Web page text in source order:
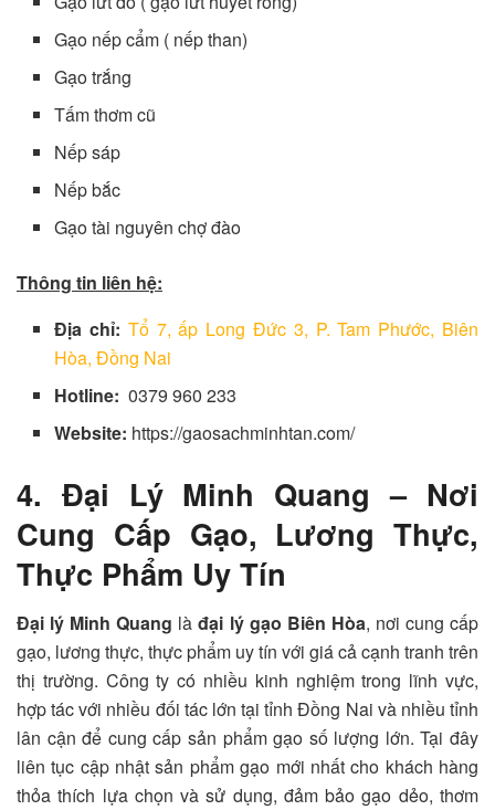
Gạo nếp cẩm ( nếp than)
Gạo trắng
Tấm thơm cũ
Nếp sáp
Nếp bắc
Gạo tài nguyên chợ đào
Thông tin liên hệ:
Địa chỉ: Tổ 7, ấp Long Đức 3, P. Tam Phước, Biên
Hòa, Đồng Nai
Hotline: 0379 960 233
Website: https://gaosachminhtan.com/
4. Đại Lý Minh Quang – Nơi
Cung Cấp Gạo, Lương Thực,
Thực Phẩm Uy Tín
Đại lý Minh Quang làđại lý gạo Biên Hòa, nơi cung cấp
gạo, lương thực, thực phẩm uy tín với giá cả cạnh tranh trên
thị trường. Công ty có nhiều kinh nghiệm trong lĩnh vực,
hợp tác với nhiều đối tác lớn tại tỉnh Đồng Nai và nhiều tỉnh
lân cận để cung cấp sản phẩm gạo số lượng lớn. Tại đây
liên tục cập nhật sản phẩm gạo mới nhất cho khách hàng
thỏa thích lựa chọn và sử dụng, đảm bảo gạo dẻo, thơm